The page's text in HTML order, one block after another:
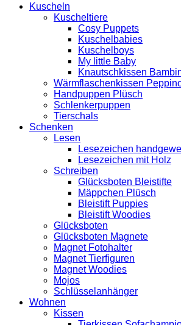
Kuscheln
Kuscheltiere
Cosy Puppets
Kuschelbabies
Kuschelboys
My little Baby
Knautschkissen
Wärmflaschenkissen
Handpuppen Plüsch
Schlenkerpuppen
Tierschals
Schenken
Lesen
Lesezeichen
Lesezeichen mit Holz
Schreiben
Glücksboten Bleistifte
Mäppchen Plüsch
Bleistift Puppies
Bleistift Woodies
Glücksboten
Glücksboten Magnete
Magnet Fotohalter
Magnet Tierfiguren
Magnet Woodies
Mojos
Schlüsselanhänger
Wohnen
Kissen